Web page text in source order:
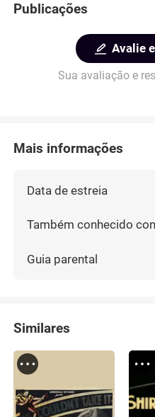
Publicações
Avalie
Sua avaliação e
Mais informações
Data de estreia
Também conhecido
Guia parental
Similares